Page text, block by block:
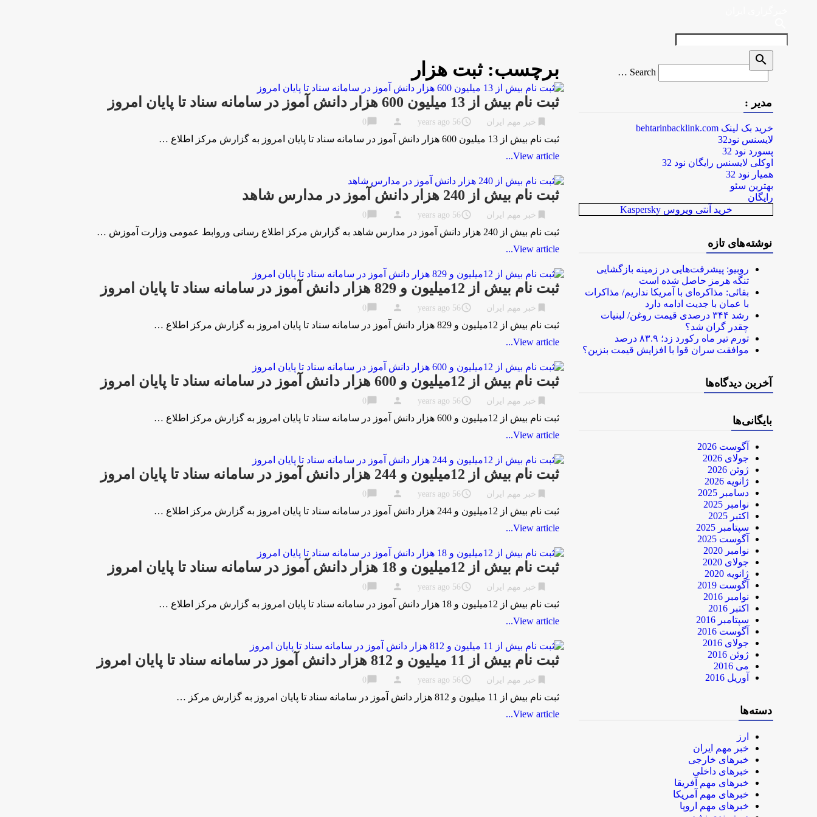
برچسب:ثبت هزار
ثبت نام بيش از 13 ميليون 600 هزار دانش آموز در سامانه سناد تا پايان امروز
خبر مهم ایران access_time
56 years ago
person
chat_bubble
0
ثبت نام بيش از 13 ميليون 600 هزار دانش آموز در سامانه سناد تا پايان امروز به گزارش مركز اطلاع …
View article...
ثبت نام بیش از 240 هزار دانش آموز در مدارس شاهد
خبر مهم ایران access_time
56 years ago
person
chat_bubble
0
ثبت نام بیش از 240 هزار دانش آموز در مدارس شاهد به گزارش مرکز اطلاع رسانی وروابط عمومی وزارت آموزش …
View article...
ثبت نام بيش از 12ميليون و 829 هزار دانش آموز در سامانه سناد تا پايان امروز
خبر مهم ایران access_time
56 years ago
person
chat_bubble
0
ثبت نام بيش از 12ميليون و 829 هزار دانش آموز در سامانه سناد تا پايان امروز به گزارش مركز اطلاع …
View article...
ثبت نام بيش از 12ميليون و 600 هزار دانش آموز در سامانه سناد تا پايان امروز
خبر مهم ایران access_time
56 years ago
person
chat_bubble
0
ثبت نام بيش از 12ميليون و 600 هزار دانش آموز در سامانه سناد تا پايان امروز به گزارش مركز اطلاع …
View article...
ثبت نام بيش از 12ميليون و 244 هزار دانش آموز در سامانه سناد تا پايان امروز
خبر مهم ایران access_time
56 years ago
person
chat_bubble
0
ثبت نام بيش از 12ميليون و 244 هزار دانش آموز در سامانه سناد تا پايان امروز به گزارش مركز اطلاع …
View article...
ثبت نام بيش از 12ميليون و 18 هزار دانش آموز در سامانه سناد تا پايان امروز
خبر مهم ایران access_time
56 years ago
person
chat_bubble
0
ثبت نام بيش از 12ميليون و 18 هزار دانش آموز در سامانه سناد تا پايان امروز به گزارش مركز اطلاع …
View article...
ثبت نام بيش از 11 ميليون و 812 هزار دانش آموز در سامانه سناد تا پايان امروز
خبر مهم ایران access_time
56 years ago
person
chat_bubble
0
ثبت نام بيش از 11 ميليون و 812 هزار دانش آموز در سامانه سناد تا پايان امروز به گزارش مركز …
View article...
Search
for
Search …
search
مدیر :
خرید بک لینک behtarinbacklink.com
لایسنس نود32
پسورد نود 32
اوکلی لایسنس رایگان نود 32
همیار نود 32
بهترین سئو
رایگان
خرید آنتی ویروس Kaspersky
نوشته‌های تازه
روبیو: پیشرفت‌هایی در زمینه بازگشایی
تنگه هرمز حاصل شده است
بقائی: مذاکره‌ای با آمریکا نداریم/ مذاکرات
با عمان با جدیت ادامه دارد
رشد ۳۴۴ درصدی قیمت روغن/ لبنیات
چقدر گران شد؟
تورم تیر ماه رکورد زد؛ ۸۳.۹ درصد
موافقت سران قوا با افزایش قیمت بنزین؟
آخرین دیدگاه‌ها
بایگانی‌ها
آگوست 2026
جولای 2026
ژوئن 2026
ژانویه 2026
دسامبر 2025
نوامبر 2025
اکتبر 2025
سپتامبر 2025
آگوست 2025
نوامبر 2020
جولای 2020
ژانویه 2020
آگوست 2019
نوامبر 2016
اکتبر 2016
سپتامبر 2016
آگوست 2016
جولای 2016
ژوئن 2016
می 2016
آوریل 2016
دسته‌ها
ارز
خبر مهم ایران
خبرهای خارجی
خبرهای داخلی
خبرهای مهم آفریقا
خبرهای مهم آمریکا
خبرهای مهم اروپا